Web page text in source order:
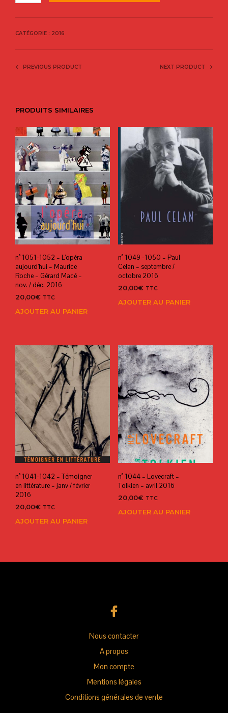
CATÉGORIE : 2016
PREVIOUS PRODUCT NEXT PRODUCT
PRODUITS SIMILAIRES
n° 1051-1052 – L’opéra
aujourd’hui – Maurice
Roche – Gérard Macé –
nov. / déc. 2016
20,00€ TTC
AJOUTER AU PANIER
n° 1049 -1050 – Paul
Celan – septembre /
octobre 2016
20,00€ TTC
AJOUTER AU PANIER
n° 1041-1042 – Témoigner
en littérature – janv / février
2016
20,00€ TTC
AJOUTER AU PANIER
n° 1044 – Lovecraft –
Tolkien – avril 2016
20,00€ TTC
AJOUTER AU PANIER
Nous contacter
A propos
Mon compte
Mentions légales
Conditions générales de vente